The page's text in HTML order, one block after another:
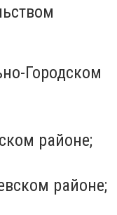
Городском
районе;
районе;